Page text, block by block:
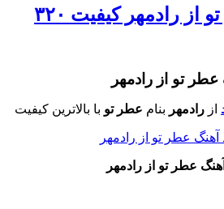
از رادمهر کیفیت ۳۲۰
عطر تو از رادمهر
از رادمهر بنام عطر تو با بالاترین کیفیت
آهنگ عطر تو از رادمهر